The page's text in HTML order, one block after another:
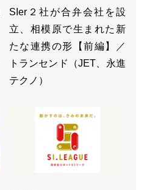
SIer２社が合弁会社を設
立、相模原で生まれた新
たな連携の形【前編】／
トランセンド（JET、永進
テクノ）